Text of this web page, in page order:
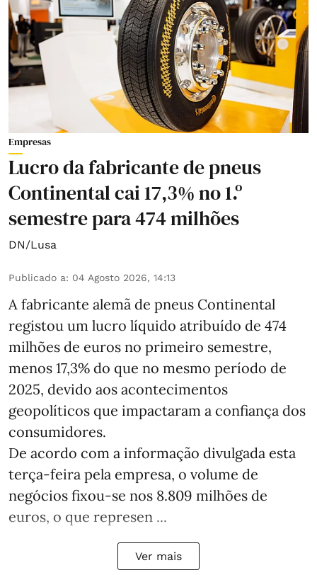
Empresas
Lucro da fabricante de pneus
Continental cai 17,3% no 1.º
semestre para 474 milhões
DN/Lusa
Publicado a: 04 Agosto 2026, 14:13
A fabricante alemã de pneus Continental
registou um lucro líquido atribuído de 474
milhões de euros no primeiro semestre,
menos 17,3% do que no mesmo período de
2025, devido aos acontecimentos
geopolíticos que impactaram a confiança dos
consumidores.
De acordo com a informação divulgada esta
terça-feira pela empresa, o volume de
negócios fixou-se nos 8.809 milhões de
euros, o que represen ...
Ver mais